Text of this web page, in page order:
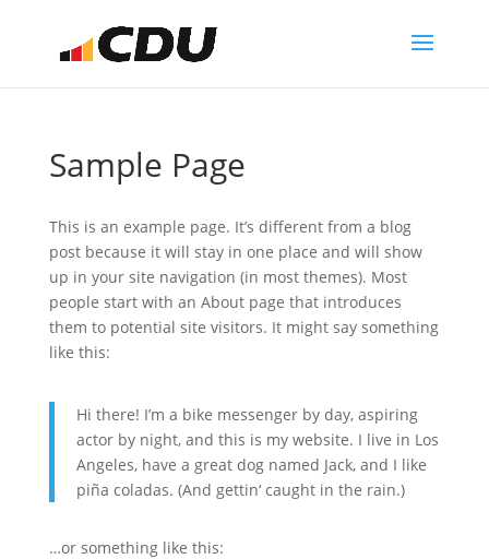
Sample Page
This is an example page. It’s different from a blog
post because it will stay in one place and will show
up in your site navigation (in most themes). Most
people start with an About page that introduces
them to potential site visitors. It might say something
like this:
Hi there! I’m a bike messenger by day, aspiring
actor by night, and this is my website. I live in Los
Angeles, have a great dog named Jack, and I like
piña coladas. (And gettin‘ caught in the rain.)
…or something like this: